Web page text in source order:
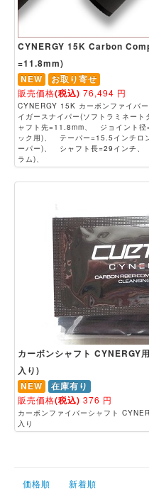
CYNERGY 15K Carbon
=11.8mm)
NEW
お取り寄せ
販売価格(税込) 76,494 円
CYNERGY 15K カーボンファイバ
イガースナイパー(ソフトラミネー
ャフト先=11.8mm、 ジョイント
ック用)、 テーパー=15.5インチロ
ーパー)、 シャフト長=29インチ
ラム)、
カーボンシャフト
入り)
NEW
在庫有り
販売価格(税込) 376 円
カーボンファイバーシャフト
入り
価格順 新着順